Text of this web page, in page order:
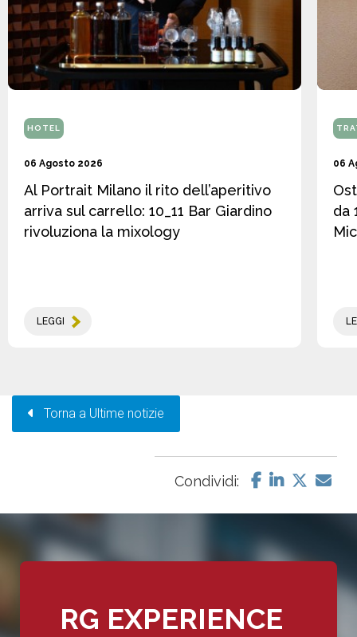
HOTEL
06 Agosto 2026
Al Portrait Milano il rito dell’aperitivo
arriva sul carrello: 10_11 Bar Giardino
rivoluziona la mixology
LEGGI
06
da
Torna a Ultime notizie
Condividi:
RG EXPERIENCE